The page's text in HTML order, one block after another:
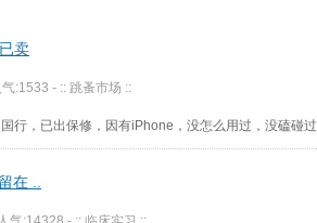
卖
:1533 - :: 跳蚤市场 ::
行，已出保修，因有iPhone，没怎么用过，没磕碰过
在 ..